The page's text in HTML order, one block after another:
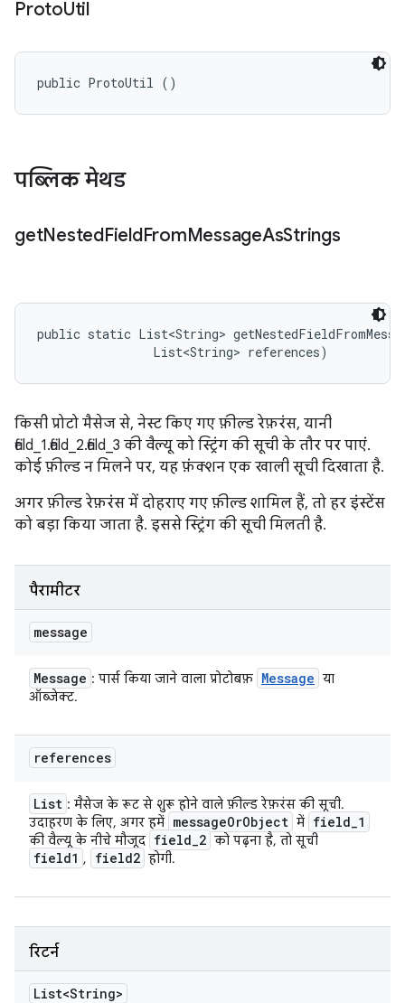
ProtoUtil
public ProtoUtil ()
पब्लिक मेथड
getNestedFieldFromMessageAsStrings
public static List<String>
                List<String> references)
किसी प्रोटो मैसेज से, नेस्ट किए गए फ़ील्ड रेफ़रंस, यानी
field_1.field_2.field_3 की वैल्यू को स्ट्रिंग की सूची के तौर पर पाएं.
कोई फ़ील्ड न मिलने पर, यह फ़ंक्शन एक खाली सूची दिखाता है.
अगर फ़ील्ड रेफ़रंस में दोहराए गए फ़ील्ड शामिल हैं, तो हर इंस्टेंस
को बड़ा किया जाता है. इससे स्ट्रिंग की सूची मिलती है.
पैरामीटर
message
Message : पार्स किया जाने वाला प्रोटोबफ़ Message या
ऑब्जेक्ट.
references
List : मैसेज के रूट से शुरू होने वाले फ़ील्ड रेफ़रंस की सूची.
उदाहरण के लिए, अगर हमें messageOrObject में field_1
की वैल्यू के नीचे मौजूद field_2 को पढ़ना है, तो सूची
field1 , field2 होगी.
रिटर्न
List<String>